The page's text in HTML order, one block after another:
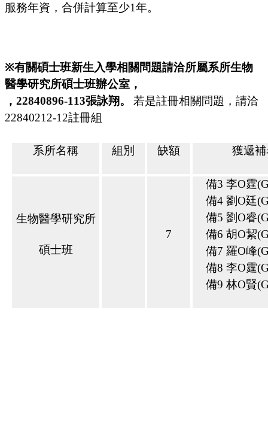
服務年資，合併計算至少1年。
※有關碩士班新生入學相關問題請洽所屬系所生物
醫學研究所碩士班辦公室，
， 22840896-113張詠翔。
若是註冊相關問題，請洽
22840212-12註冊組
系所名稱 組別 缺額 獲遞
生物醫學研究所
碩士班
7
備3 李O霆
備4 劉O廷
備5 劉O睿
備6 胡O絜
備7 羅O峰
備8 李O霆
備9 林O賢